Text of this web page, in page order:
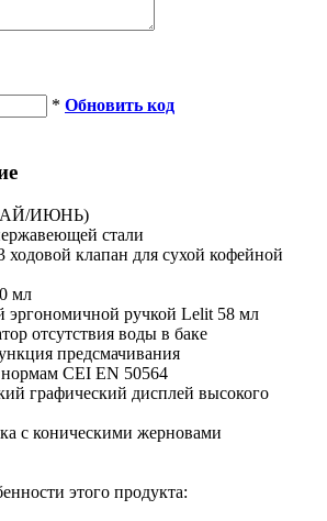
* Обновить код
ИЮНЬ)
стали
клапан для сухой кофейной
мл
эргономичной ручкой Lelit 58 мл
отсутствия воды в баке
предсмачивания
CEI EN 50564
графический дисплей высокого
с коническими жерновами
этого продукта: